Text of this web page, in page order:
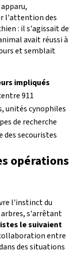
l'attention des
: il s'agissait de
avait réussi à
et semblait
impliqués
911
unités cynophiles
de recherche
des secouristes
opérations
l'instinct du
arbres, s'arrêtant
le suivaient
entre
des situations